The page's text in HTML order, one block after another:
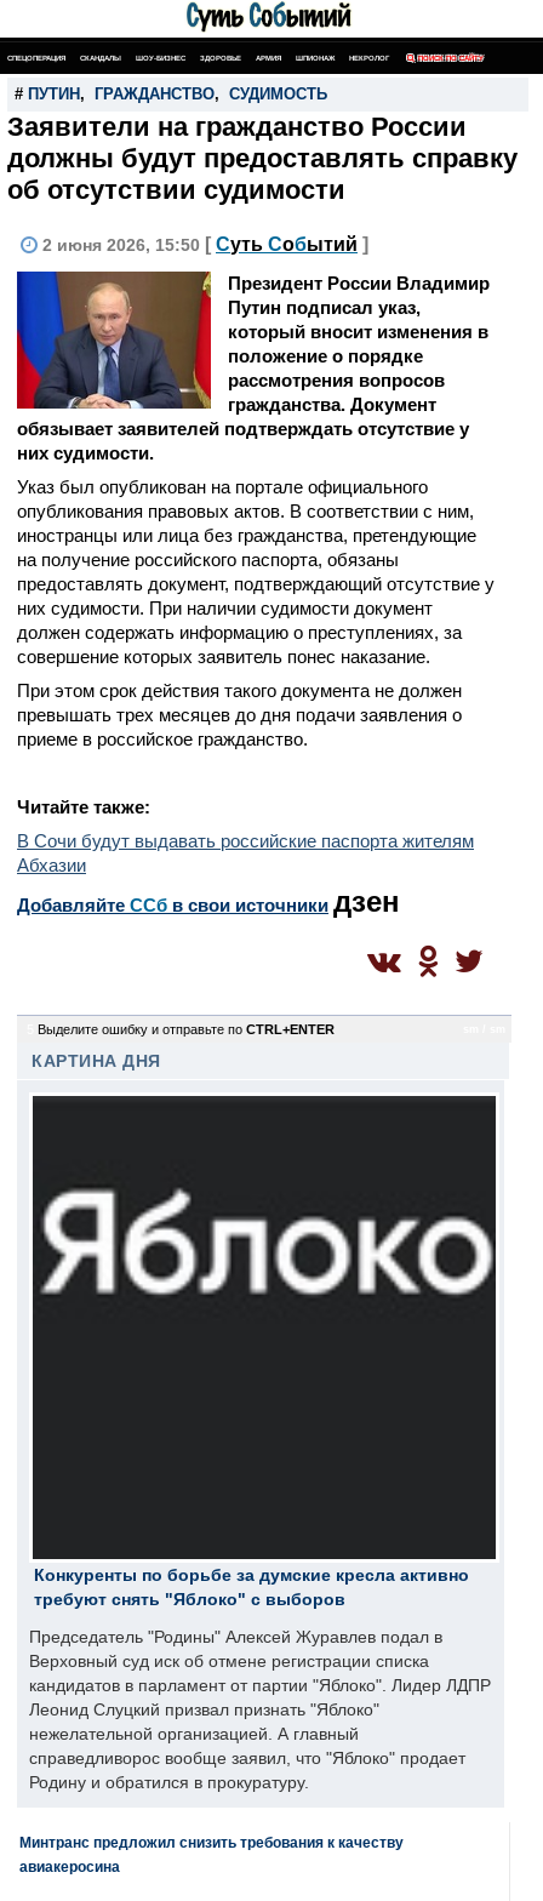
СПЕЦОПЕРАЦИЯ СКАНДАЛЫ ШОУ-БИЗНЕС ЗДОРОВЬЕ АРМИЯ ШПИОНАЖ НЕКРОЛОГ ПОИСК ПО САЙТУ
# ПУТИН , ГРАЖДАНСТВО, СУДИМОСТЬ
Заявители на гражданство России
должны будут предоставлять справку
об отсутствии судимости
2 июня 2026, 15:50 [ Суть Событий ]
Президент России Владимир
Путин подписал указ,
который вносит изменения в
положение о порядке
рассмотрения вопросов
гражданства. Документ
обязывает заявителей подтверждать отсутствие у
них судимости.
Указ был опубликован на портале официального
опубликования правовых актов. В соответствии с ним,
иностранцы или лица без гражданства, претендующие
на получение российского паспорта, обязаны
предоставлять документ, подтверждающий отсутствие у
них судимости. При наличии судимости документ
должен содержать информацию о преступлениях, за
совершение которых заявитель понес наказание.
При этом срок действия такого документа не должен
превышать трех месяцев до дня подачи заявления о
приеме в российское гражданство.
Читайте также:
В Сочи будут выдавать российские паспорта жителям
Абхазии
Добавляйте CСб в свои источники дзен
Выделите ошибку и отправьте по CTRL+ENTER
КАРТИНА ДНЯ
Конкуренты по борьбе за думские кресла активно
требуют снять "Яблоко" с выборов
Председатель "Родины" Алексей Журавлев подал в
Верховный суд иск об отмене регистрации списка
кандидатов в парламент от партии "Яблоко". Лидер ЛДПР
Леонид Слуцкий призвал признать "Яблоко"
нежелательной организацией. А главный
справедливорос вообще заявил, что "Яблоко" продает
Родину и обратился в прокуратуру.
Минтранс предложил снизить требования к качеству
авиакеросина